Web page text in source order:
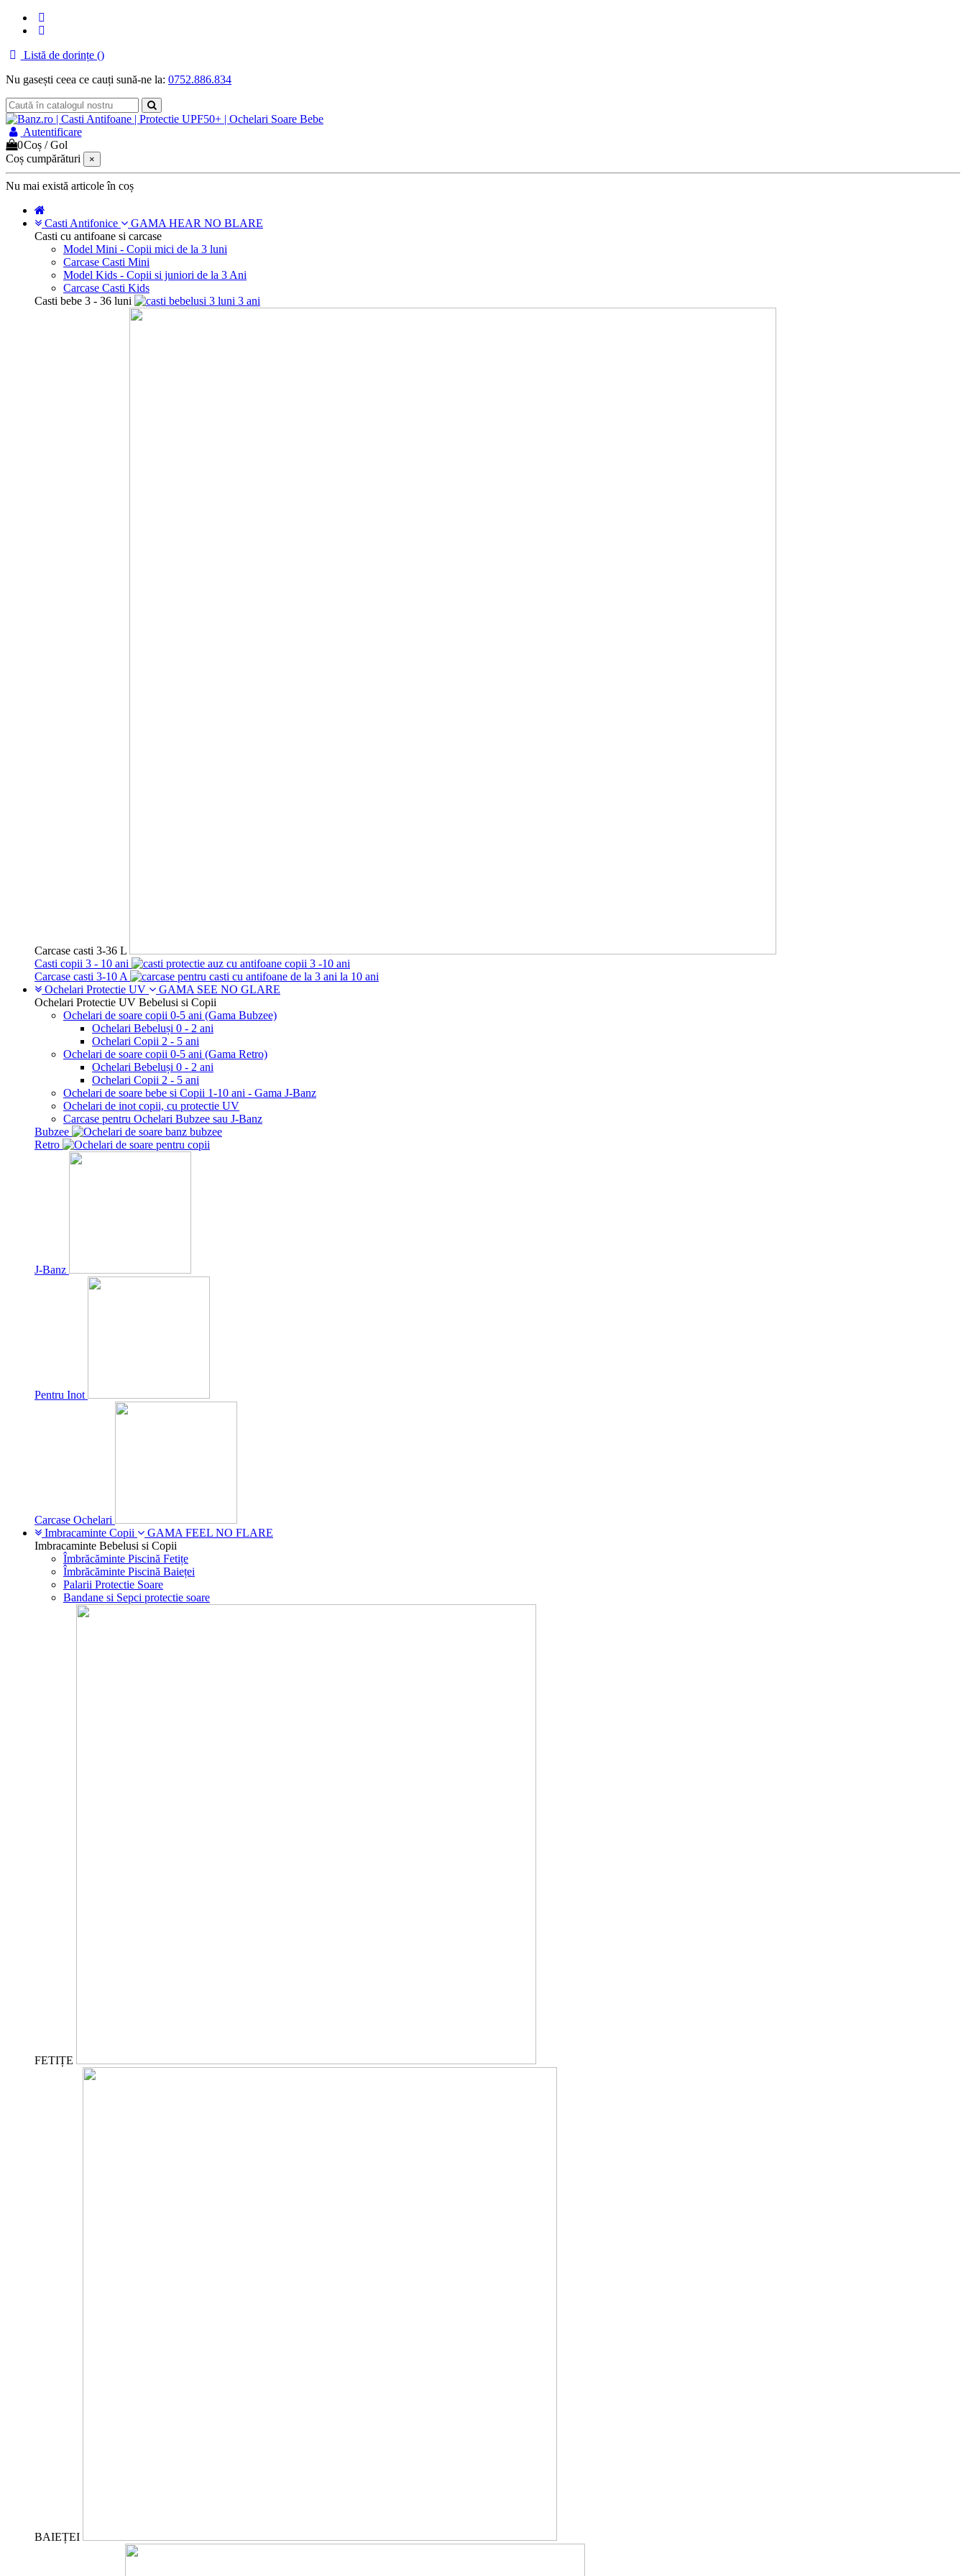
Listă de dorințe ()
Nu gasești ceea ce cauți sună-ne la: 0752.886.834
Autentificare
0Coș /Gol
Coș cumpărături
×
Nu mai există articole în coș
Casti Antifonice
GAMA HEAR NO BLARE
Casti cu antifoane si carcase
Model Mini - Copii mici de la 3 luni
Carcase Casti Mini
Model Kids - Copii si juniori de la 3 Ani
Carcase Casti Kids
Casti bebe 3 - 36 luni
Carcase casti 3-36 L
Casti copii 3 - 10 ani
Carcase casti 3-10 A
Ochelari Protectie UV
GAMA SEE NO GLARE
Ochelari Protectie UV Bebelusi si Copii
Ochelari de soare copii 0-5 ani (Gama Bubzee)
Ochelari Bebeluși 0 - 2 ani
Ochelari Copii 2 - 5 ani
Ochelari de soare copii 0-5 ani (Gama Retro)
Ochelari Bebeluși 0 - 2 ani
Ochelari Copii 2 - 5 ani
Ochelari de soare bebe si Copii 1-10 ani - Gama J-Banz
Ochelari de inot copii, cu protectie UV
Carcase pentru Ochelari Bubzee sau J-Banz
Bubzee
Retro
J-Banz
Pentru Inot
Carcase Ochelari
Imbracaminte Copii
GAMA FEEL NO FLARE
Imbracaminte Bebelusi si Copii
Îmbrăcăminte Piscină Fetițe
Îmbrăcăminte Piscină Baieței
Palarii Protectie Soare
Bandane si Sepci protectie soare
FETIȚE
BAIEȚEI